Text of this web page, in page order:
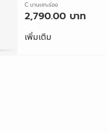
ประตู UPVC บานเซาะร่อง
2,790.00
เพิ่มเติม